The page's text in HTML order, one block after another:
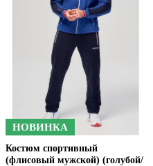
НОВИНКА
Костюм спортивный
(флисовый мужской) (голубой/